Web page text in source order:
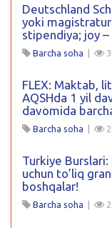
Deutschland
yoki
stipendiya; joy
Barcha soha |
FLEX: Maktab,
AQSHda 1 yil
davomida
Barcha soha |
Turkiye
uchun to’liq
boshqalar!
Barcha soha |